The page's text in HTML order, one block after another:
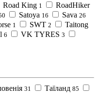
Road King 1 RoadHiker
Satoya 16 Sava 26
1 SWT 2 Taitong
6 VK TYRES 3
31 Таїланд 85